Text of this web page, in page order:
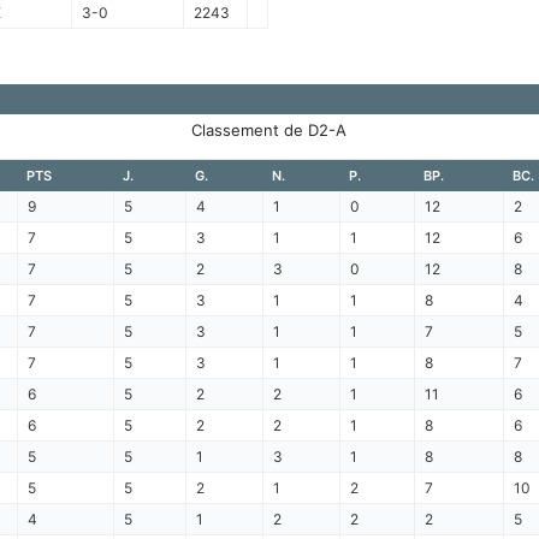
3-0 2243
Classement de D2-A
PTS J. G. N. P. BP. BC.
9 5 4 1 0 12
2
7
5 3 1 1 12
6
7
5 2 3 0 12
8
7
5 3 1 1 8
4
7
5 3 1 1 7
5
7
5 3 1 1 8
7
6
5 2 2 1 11
6
6
5 2 2 1 8
6
5
5 1 3 1 8
8
5
5 2 1 2 7
10
4
5 1 2 2 2 5